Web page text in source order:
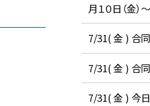
月１０日（金）～
7/31( 金 ) 合同
7/31( 金 ) 合同
7/31( 金 ) 今